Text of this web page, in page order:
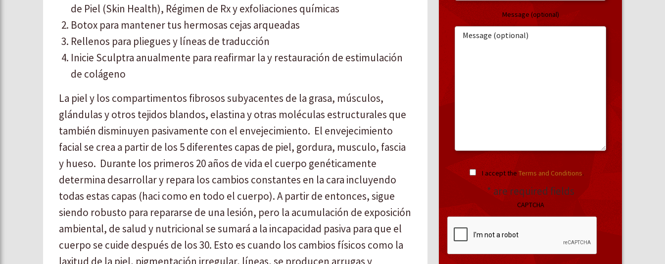
de Piel (Skin Health), Régimen de Rx y exfoliaciones químicas
Botox para mantener tus hermosas cejas arqueadas
Rellenos para pliegues y líneas de traducción
Inicie Sculptra anualmente para reafirmar la y restauración de estimulación
de colágeno
La piel y los compartimentos fibrosos subyacentes de la grasa, músculos,
glándulas y otros tejidos blandos, elastina y otras moléculas estructurales que
también disminuyen pasivamente con el envejecimiento. El envejecimiento
facial se crea a partir de los 5 diferentes capas de piel, gordura, musculo, fascia
y hueso. Durante los primeros 20 años de vida el cuerpo genéticamente
determina desarrollar y repara los cambios constantes en la cara incluyendo
todas estas capas (haci como en todo el cuerpo). A partir de entonces, sigue
siendo robusto para repararse de una lesión, pero la acumulación de exposición
ambiental, de salud y nutricional se sumará a la incapacidad pasiva para que el
cuerpo se cuide después de los 30. Esto es cuando los cambios físicos como la
Message (optional)
I accept the Terms and Conditions.
* are required fields
CAPTCHA